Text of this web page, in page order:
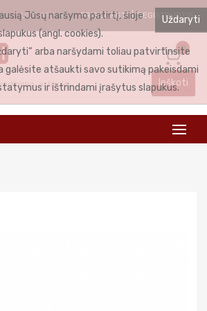
LIETUVIŲ PRISIJUNGTI REGISTRUOTIS
0
Ieškoti
Uždaryti
Jūsų naršymo patirtį, šioje
(angl. cookies).
arba naršydami toliau patvirtinsite
galėsite atšaukti savo sutikimą pakeisdami
ir ištrindami įrašytus slapukus.